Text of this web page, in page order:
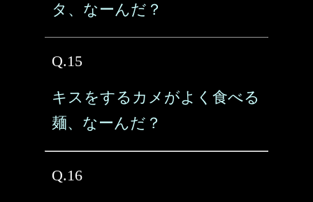
タ、なーんだ？
Q.15
キスをするカメがよく食べる
麺、なーんだ？
Q.16